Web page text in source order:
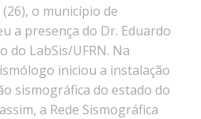
o município de
a presença do Dr. Eduardo
do LabSis/UFRN. Na
iniciou a instalação
sismográfica do estado do
a Rede Sismográfica